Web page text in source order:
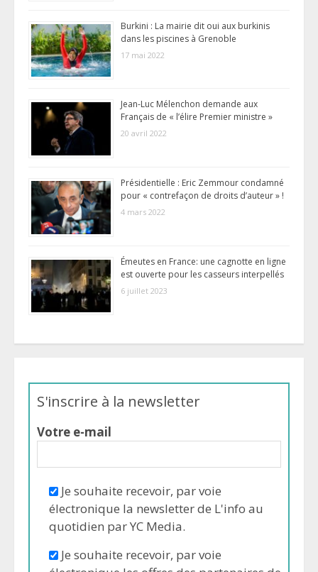
Burkini : La mairie dit oui aux burkinis
dans les piscines à Grenoble
17 mai 2022
Jean-Luc Mélenchon demande aux
Français de « l’élire Premier ministre »
20 avril 2022
Présidentielle : Eric Zemmour condamné
pour « contrefaçon de droits d’auteur » !
4 mars 2022
Émeutes en France: une cagnotte en ligne
est ouverte pour les casseurs interpellés
6 juillet 2023
S'inscrire à la newsletter
Votre e-mail
Je souhaite recevoir, par voie
électronique la newsletter de L'info au
quotidien par YC Media.
Je souhaite recevoir, par voie